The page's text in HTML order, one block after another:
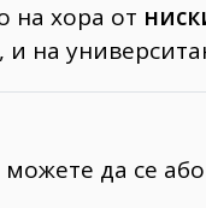
на хора от
на
да се